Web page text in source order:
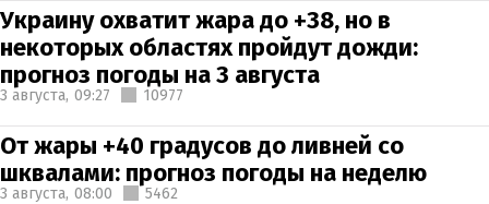
Украину охватит жара до +38, но в
некоторых областях пройдут дожди:
прогноз погоды на 3 августа
3 августа, 09:27 10977
От жары +40 градусов до ливней со
шквалами: прогноз погоды на неделю
3 августа, 08:00 5462